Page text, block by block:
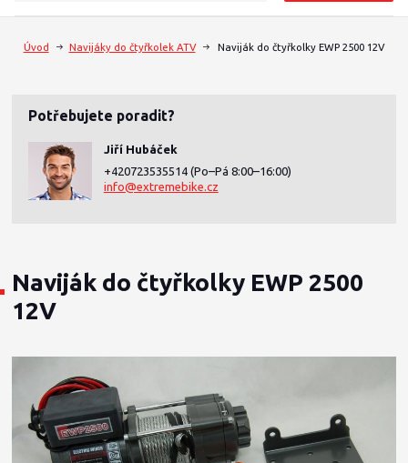
Úvod Navijáky do čtyřkolek ATV Naviják do čtyřkolky EWP 2500 12V
Potřebujete poradit?
Jiří Hubáček
+420723535514 (Po–Pá 8:00–16:00)
info@extremebike.cz
Naviják do čtyřkolky EWP 2500
12V